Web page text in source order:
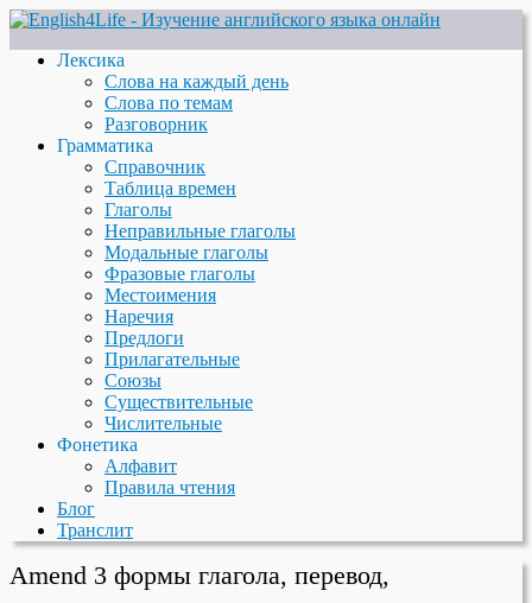
Лексика
Слова на каждый день
Слова по темам
Разговорник
Грамматика
Справочник
Таблица времен
Глаголы
Неправильные глаголы
Модальные глаголы
Фразовые глаголы
Местоимения
Наречия
Предлоги
Прилагательные
Союзы
Существительные
Числительные
Фонетика
Алфавит
Правила чтения
Блог
Транслит
Amend 3 формы глагола, перевод,